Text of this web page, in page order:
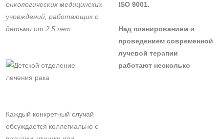
онкологических медицинских
учреждений, работающих с
детьми от 2,5 лет
Каждый конкретный случай
обсуждается коллегиально с
ISO 9001.
Над планированием и
проведением современной
лучевой терапии
работают несколько